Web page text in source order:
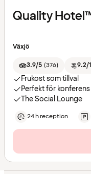
Quality
Växjö
3.9/5 (376) 9.2/
Frukost som tillval
Perfekt för konferens
The Social Lounge
24 h reception